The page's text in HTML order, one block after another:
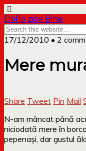
Dollo zice Bine
17/12/2010 • 2
Mere
Share Tweet Pin Mail
N-am mâncat până
niciodată mere în
pepenași, dar gustul